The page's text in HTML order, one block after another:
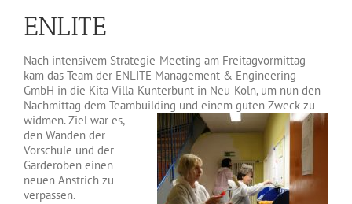
ENLITE
Nach intensivem Strategie-Meeting am Freitagvormittag
kam das Team der ENLITE Management & Engineering
GmbH in die Kita Villa-Kunterbunt in Neu-Köln, um nun den
Nachmittag dem Teambuilding und einem guten Zweck zu
widmen. Ziel war es,
den Wänden der
Vorschule und der
Garderoben einen
neuen Anstrich zu
verpassen.